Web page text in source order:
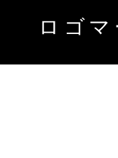
ロゴ